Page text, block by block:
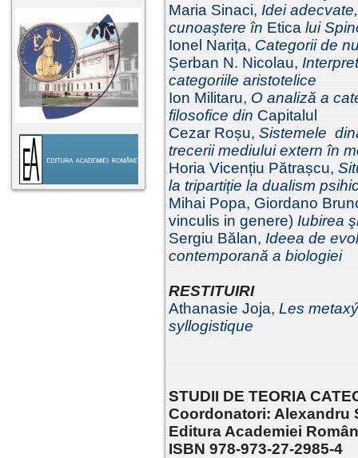
Maria Sinaci, Idei
cunoaștere în Etica lui
Ionel Narița, Categorii de
Șerban N. Nicolau,
categoriile aristotelice
Ion Militaru, O analiză a
filosofice din Capitalul
Cezar Roșu, Sistemele
trecerii mediului extern în
Horia Vicențiu Pătrașcu,
la tripartiție la dualism
Mihai Popa, Giordano
vinculis in genere) Iubirea
Sergiu Bălan, Ideea de
contemporană a biologiei
RESTITUIRI
Athanasie Joja, Les
syllogistique
STUDII DE TEORIA
Coordonatori: Alexandru
Editura Academiei
ISBN 978-973-27-2985-4